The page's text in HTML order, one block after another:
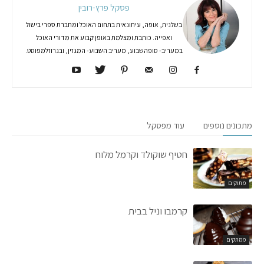
פסקל פרץ-רובין
בשלנית, אופה, עיתונאית בתחום האוכל ומחברת ספרי בישול
ואפייה. כותבת ומצלמת באופן קבוע את מדורי האוכל
במעריב- סופהשבוע, מעריב השבוע- המגזין, ובגרוזלמפוסט.
מתכונים נוספים עוד מפסקל
מתוקים
חטיף שוקולד וקרמל מלוח
ממתקים
קרמבו וניל בבית